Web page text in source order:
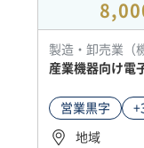
製造・卸売業（
産業機器向け電
営業黒字
地域